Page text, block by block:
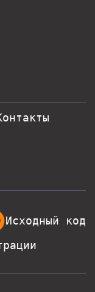
Исходный код